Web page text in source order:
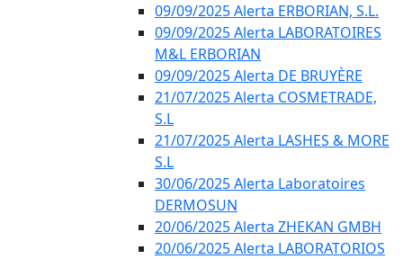
09/09/2025 Alerta ERBORIAN, S.L.
09/09/2025 Alerta LABORATOIRES
M&L ERBORIAN
09/09/2025 Alerta DE BRUYÈRE
21/07/2025 Alerta COSMETRADE,
S.L
21/07/2025 Alerta LASHES & MORE
S.L
30/06/2025 Alerta Laboratoires
DERMOSUN
20/06/2025 Alerta ZHEKAN GMBH
20/06/2025 Alerta LABORATORIOS